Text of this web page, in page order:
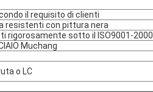
il requisito di clienti
resistenti con pittura nera
rigorosamente sotto il ISO9001-2000
Muchang
o LC